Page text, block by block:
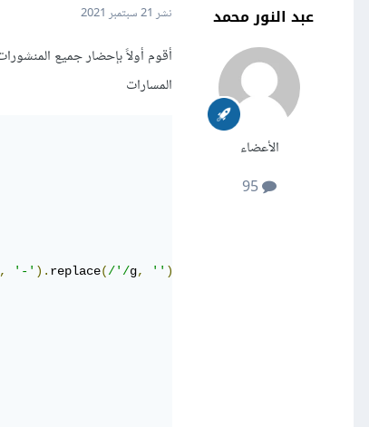
عبد النور محمد
الأعضاء
نشر 21 سبتمبر 2021
المسارات
, '-' ). replace(/'/g, '' ).